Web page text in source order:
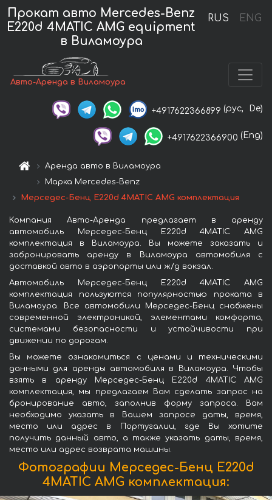
RUS ENG
Прокат авто Mercedes-Benz
E220d 4MATIC AMG equipment
в Виламоура
Авто-Аренда в Виламоура
+4917622366899 (рус, De)
+4917622366900 (Eng)
Аренда авто в Виламоура
Марка Mercedes-Benz
Мерседес-Бенц E220d 4MATIC AMG комплектация
Компания Авто-Аренда предлагает в аренду
автомобиль Мерседес-Бенц E220d 4MATIC AMG
комплектация в Виламоура. Вы можете заказать и
забронировать аренду в Виламоура автомобиля с
доставкой авто в аэропорты или ж/д вокзал.
Автомобиль Мерседес-Бенц E220d 4MATIC AMG
комплектация пользуются популярностью проката в
Виламоура. Все автомобили Мерседес-Бенц снабжены
современной электроникой, элементами комфорта,
системами безопасности и устойчивости при
движении по дорогам.
Вы можете ознакомиться с ценами и техническими
данными для аренды автомобиля в Виламоура. Чтобы
взять в аренду Мерседес-Бенц E220d 4MATIC AMG
комплектация, мы предлагаем Вам сделать запрос на
бронирование авто, заполнив форму запроса. Вам
необходимо указать в Вашем запросе даты, время,
место или адрес в Португалии, где Вы хотите
получить данный авто, а также указать даты, время,
место или адрес возврата машины.
Фотографии Мерседес-Бенц E220d
4MATIC AMG комплектация: